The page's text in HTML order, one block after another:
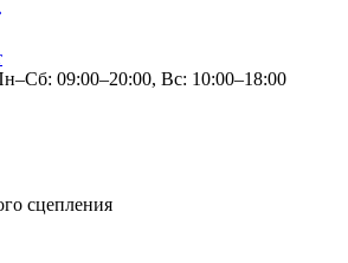
09:00–20:00, Вс: 10:00–18:00
сцепления